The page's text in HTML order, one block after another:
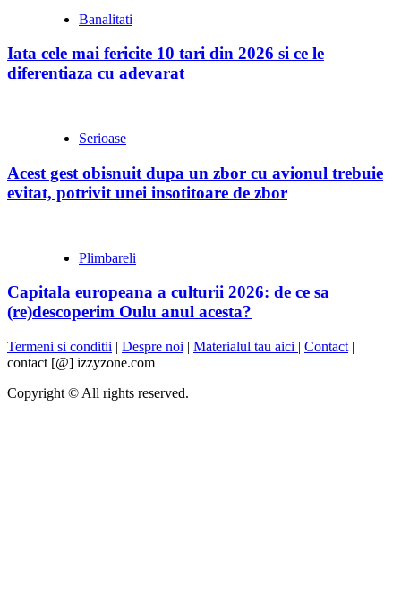
Banalitati
Iata cele mai fericite 10 tari din 2026 si ce le
diferentiaza cu adevarat
Serioase
Acest gest obisnuit dupa un zbor cu avionul trebuie
evitat, potrivit unei insotitoare de zbor
Plimbareli
Capitala europeana a culturii 2026: de ce sa
(re)descoperim Oulu anul acesta?
Termeni si conditii | Despre noi | Materialul tau aici | Contact |
contact [@] izzyzone.com
Copyright © All rights reserved.